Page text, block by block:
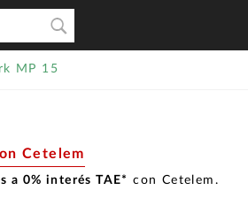
MP 15
Cetelem
a 0% interés TAE* con Cetelem.